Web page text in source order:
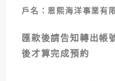
戶名：恩熙海洋事業有
匯款後請告知轉出帳
後才算完成預約